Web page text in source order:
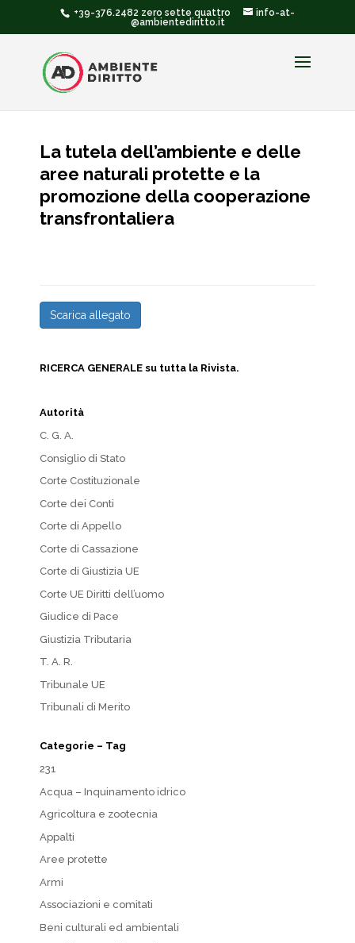
+39-376.2482 zero sette quattro
info-at-
@ambientediritto.it
La tutela dell’ambiente e delle
aree naturali protette e la
promozione della cooperazione
transfrontaliera
Scarica allegato
RICERCA GENERALE su tutta la Rivista.
Autorità
C. G. A.
Consiglio di Stato
Corte Costituzionale
Corte dei Conti
Corte di Appello
Corte di Cassazione
Corte di Giustizia UE
Corte UE Diritti dell’uomo
Giudice di Pace
Giustizia Tributaria
T. A. R.
Tribunale UE
Tribunali di Merito
Categorie – Tag
231
Acqua – Inquinamento idrico
Agricoltura e zootecnia
Appalti
Aree protette
Armi
Associazioni e comitati
Beni culturali ed ambientali